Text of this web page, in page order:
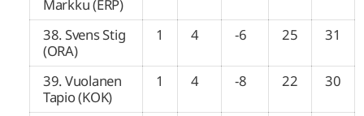
Markku (ERP)
38. Svens Stig
(ORA)
1 4 -6 25 31
39. Vuolanen
Tapio (KOK)
1 4 -8 22 30